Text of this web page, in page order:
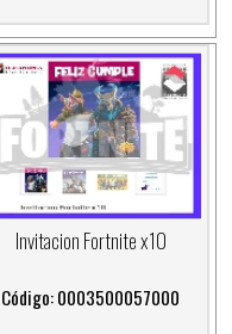
Invitacion Fortnite x10
Código: 0003500057000